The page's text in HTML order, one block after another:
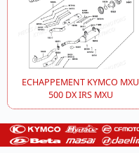
ECHAPPEMENT KYMCO MXU
500 DX IRS MXU